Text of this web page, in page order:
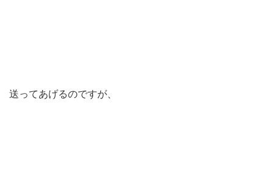
送ってあげるのですが、